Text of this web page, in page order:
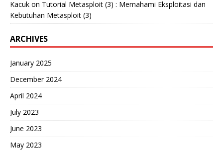
Kacuk on Tutorial Metasploit (3) : Memahami Eksploitasi dan
Kebutuhan Metasploit (3)
ARCHIVES
January 2025
December 2024
April 2024
July 2023
June 2023
May 2023